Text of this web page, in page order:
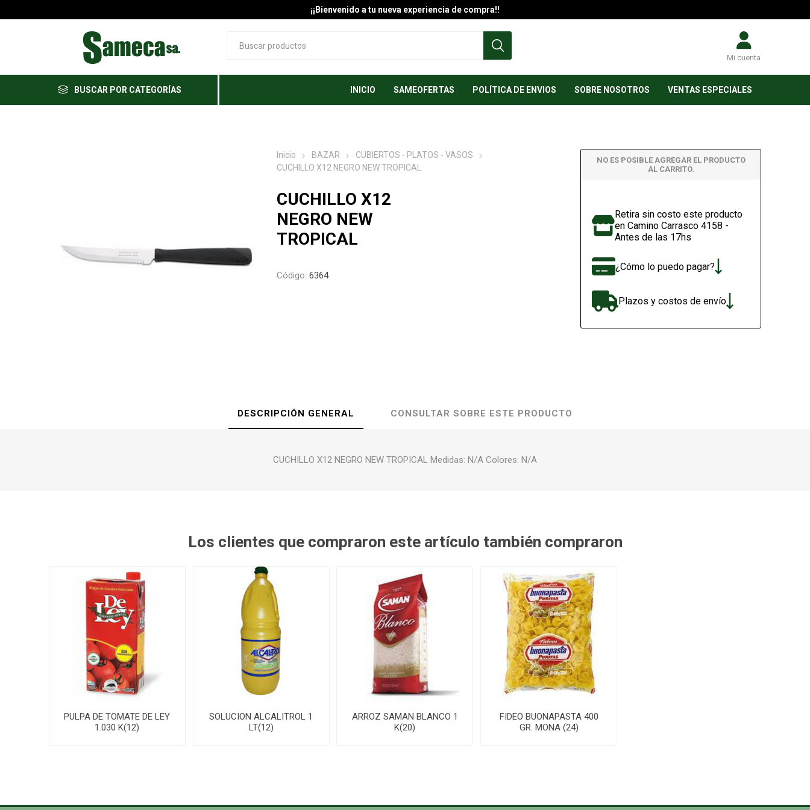
¡¡Bienvenido a tu nueva experiencia de compra!!
Mi cuenta
BUSCAR POR CATEGORÍAS INICIO SAMEOFERTAS POLÍTICA DE ENVIOS SOBRE NOSOTROS VENTAS ESPECIALES
Inicio BAZAR
CUBIERTOS - PLATOS - VASOS
CUCHILLO X12 NEGRO NEW TROPICAL
CUCHILLO X12
NEGRO NEW
TROPICAL
Código: 6364
NO ES POSIBLE AGREGAR EL PRODUCTO
AL CARRITO.
Retira sin costo este producto
en Camino Carrasco 4158 -
Antes de las 17hs
¿Cómo lo puedo pagar?
Plazos y costos de envío
DESCRIPCIÓN GENERAL CONSULTAR SOBRE ESTE PRODUCTO
CUCHILLO X12 NEGRO NEW TROPICAL Medidas: N/A Colores: N/A
Los clientes que compraron este artículo también compraron
PULPA DE TOMATE DE LEY
1.030 K(12)
SOLUCION ALCALITROL 1
LT(12)
ARROZ SAMAN BLANCO 1
K(20)
FIDEO BUONAPASTA 400
GR. MONA (24)